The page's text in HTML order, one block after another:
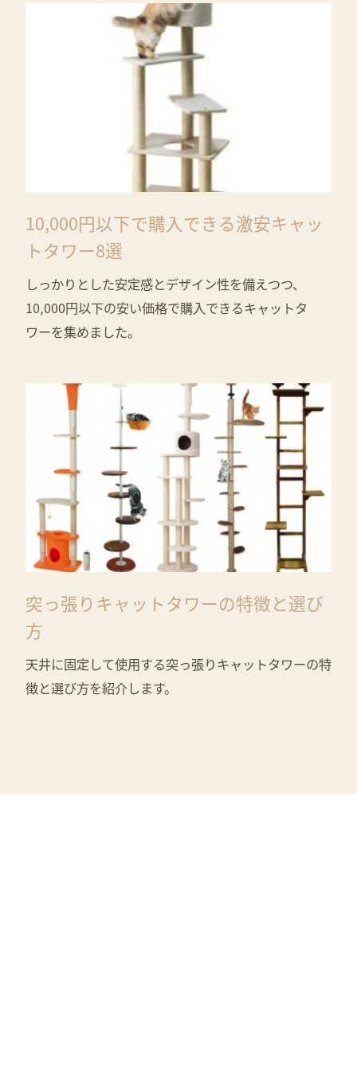
10,000円以下で購入できる激安キャッ
トタワー8選
しっかりとした安定感とデザイン性を備えつつ、
10,000円以下の安い価格で購入できるキャットタ
ワーを集めました。
突っ張りキャットタワーの特徴と選び
方
天井に固定して使用する突っ張りキャットタワーの特
徴と選び方を紹介します。